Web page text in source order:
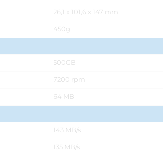
26,1 x 101,6 x 147 mm
450g
500GB
7200 rpm
64 MB
143 MB/s
135 MB/s